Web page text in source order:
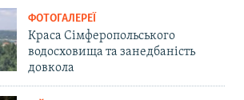
ФОТОГАЛЕРЕЇ
Краса Сімферопольського
водосховища та занедбаність
довкола